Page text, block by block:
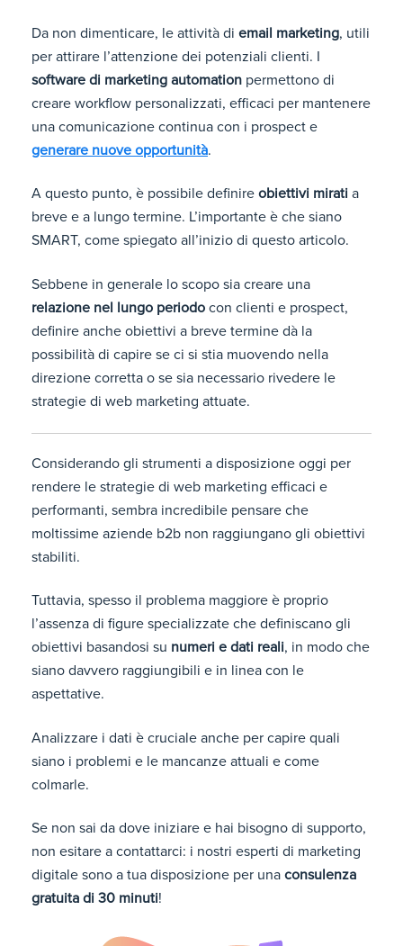
Da non dimenticare, le attività di email marketing, utili
per attirare l’attenzione dei potenziali clienti. I
software di marketing automation permettono di
creare workflow personalizzati, efficaci per mantenere
una comunicazione continua con i prospect e
generare nuove opportunità.
A questo punto, è possibile definire obiettivi mirati a
breve e a lungo termine. L’importante è che siano
SMART, come spiegato all’inizio di questo articolo.
Sebbene in generale lo scopo sia creare una
relazione nel lungo periodo con clienti e prospect,
definire anche obiettivi a breve termine dà la
possibilità di capire se ci si stia muovendo nella
direzione corretta o se sia necessario rivedere le
strategie di web marketing attuate.
Considerando gli strumenti a disposizione oggi per
rendere le strategie di web marketing efficaci e
performanti, sembra incredibile pensare che
moltissime aziende b2b non raggiungano gli obiettivi
stabiliti.
Tuttavia, spesso il problema maggiore è proprio
l’assenza di figure specializzate che definiscano gli
obiettivi basandosi su numeri e dati reali, in modo che
siano davvero raggiungibili e in linea con le
aspettative.
Analizzare i dati è cruciale anche per capire quali
siano i problemi e le mancanze attuali e come
colmarle.
Se non sai da dove iniziare e hai bisogno di supporto,
non esitare a contattarci: i nostri esperti di marketing
digitale sono a tua disposizione per una consulenza
gratuita di 30 minuti!